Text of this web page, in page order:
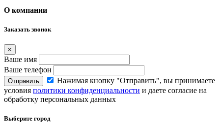
О компании
Заказать звонок
×
Ваше имя
Ваше телефон
Отправить
Нажимая кнопку "Отправить", вы принимаете
условия политики конфиденциальности и даете согласие на
обработку персональных данных
Выберите город